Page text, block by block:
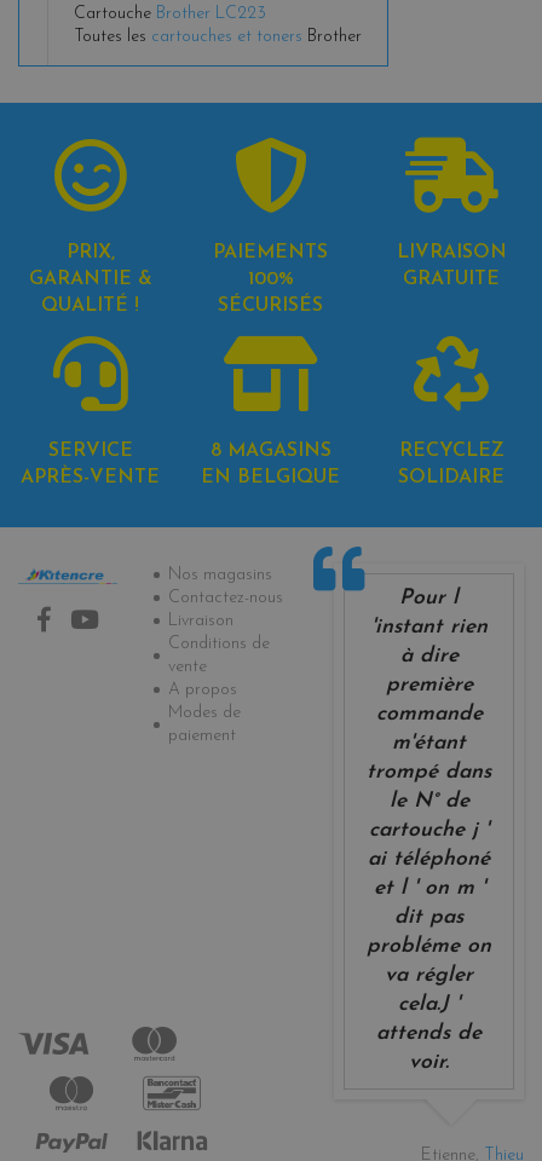
Cartouche Brother LC223
Toutes les cartouches et toners Brother
PRIX,
GARANTIE &
QUALITÉ !
PAIEMENTS
100%
SÉCURISÉS
LIVRAISON
GRATUITE
SERVICE
APRÈS-VENTE
8 MAGASINS
EN BELGIQUE
RECYCLEZ
SOLIDAIRE
Informations
Nos magasins
Contactez-nous
Livraison
Conditions de
vente
A propos
Modes de
paiement
Pour l
'instant rien
à dire
première
commande
m'étant
trompé dans
le N° de
cartouche j '
ai téléphoné
et l ' on m '
dit pas
probléme on
va régler
cela.J '
attends de
voir.
Etienne, Thieu